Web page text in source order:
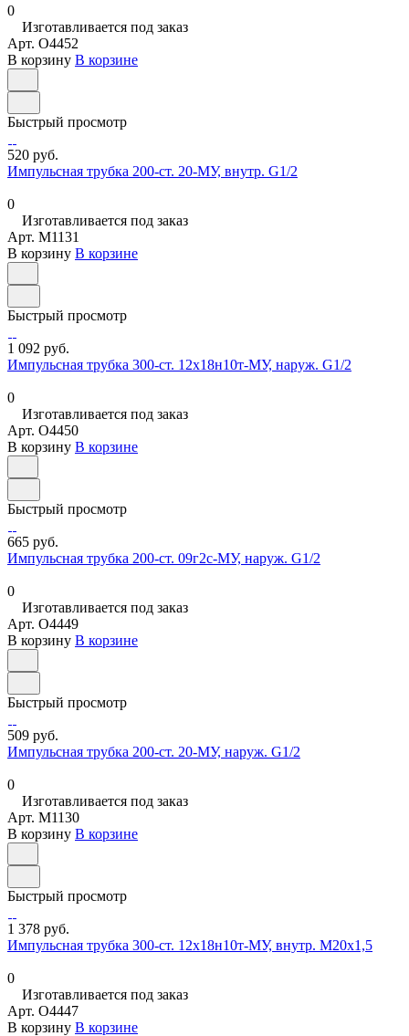
0
Изготавливается под заказ
Арт. O4452
В корзину В корзине
Быстрый просмотр
520 руб.
Импульсная трубка 200-ст. 20-МУ, внутр. G1/2
0
Изготавливается под заказ
Арт. M1131
В корзину В корзине
Быстрый просмотр
1 092 руб.
Импульсная трубка 300-ст. 12х18н10т-МУ, наруж. G1/2
0
Изготавливается под заказ
Арт. O4450
В корзину В корзине
Быстрый просмотр
665 руб.
Импульсная трубка 200-ст. 09г2с-МУ, наруж. G1/2
0
Изготавливается под заказ
Арт. O4449
В корзину В корзине
Быстрый просмотр
509 руб.
Импульсная трубка 200-ст. 20-МУ, наруж. G1/2
0
Изготавливается под заказ
Арт. M1130
В корзину В корзине
Быстрый просмотр
1 378 руб.
Импульсная трубка 300-ст. 12х18н10т-МУ, внутр. М20х1,5
0
Изготавливается под заказ
Арт. O4447
В корзину В корзине